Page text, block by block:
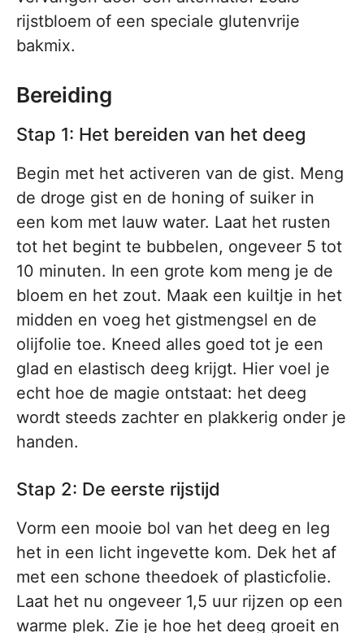
rijstbloem of een speciale glutenvrije
bakmix.
Bereiding
Stap 1: Het bereiden van het deeg
Begin met het activeren van de gist. Meng
de droge gist en de honing of suiker in
een kom met lauw water. Laat het rusten
tot het begint te bubbelen, ongeveer 5 tot
10 minuten. In een grote kom meng je de
bloem en het zout. Maak een kuiltje in het
midden en voeg het gistmengsel en de
olijfolie toe. Kneed alles goed tot je een
glad en elastisch deeg krijgt. Hier voel je
echt hoe de magie ontstaat: het deeg
wordt steeds zachter en plakkerig onder je
handen.
Stap 2: De eerste rijstijd
Vorm een mooie bol van het deeg en leg
het in een licht ingevette kom. Dek het af
met een schone theedoek of plasticfolie.
Laat het nu ongeveer 1,5 uur rijzen op een
warme plek. Zie je hoe het deeg groeit en